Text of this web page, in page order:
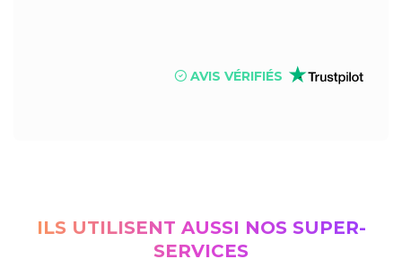
AVIS VÉRIFIÉS
ILS UTILISENT AUSSI NOS SUPER-
SERVICES